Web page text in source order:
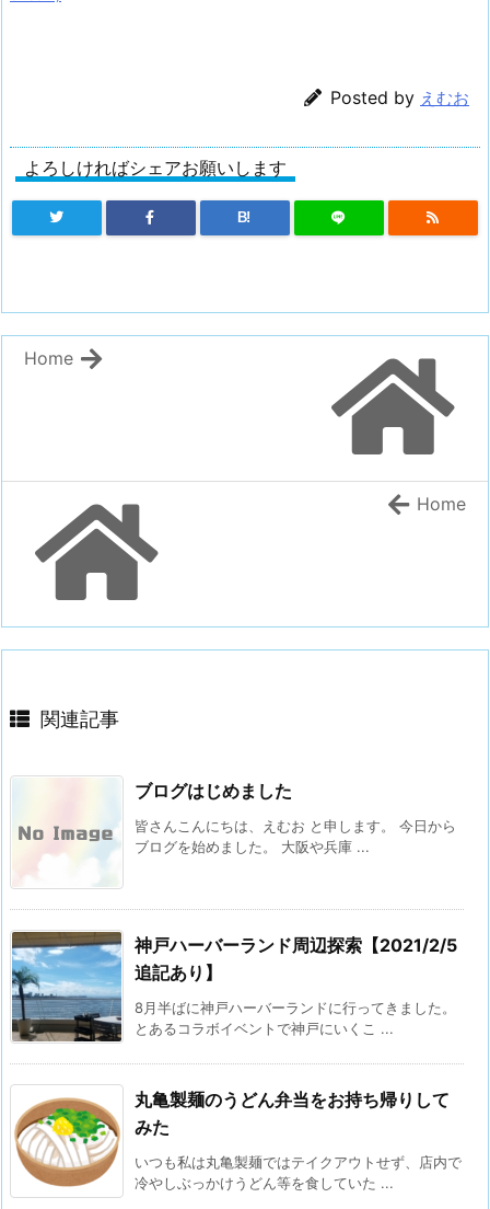
Posted by えむお
よろしければシェアお願いします
B!
Home
Home
関連記事
ブログはじめました
皆さんこんにちは、えむお と申します。 今日から
ブログを始めました。 大阪や兵庫 ...
神戸ハーバーランド周辺探索【2021/2/5
追記あり】
8月半ばに神戸ハーバーランドに行ってきました。
とあるコラボイベントで神戸にいくこ ...
丸亀製麺のうどん弁当をお持ち帰りして
みた
いつも私は丸亀製麺ではテイクアウトせず、店内で
冷やしぶっかけうどん等を食していた ...